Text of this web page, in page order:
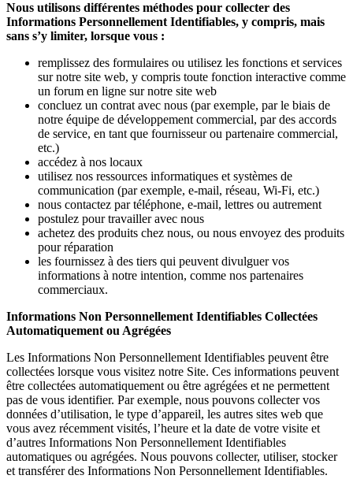
Nous utilisons différentes méthodes pour collecter des
Informations Personnellement Identifiables, y compris, mais
sans s’y limiter, lorsque vous :
remplissez des formulaires ou utilisez les fonctions et services
sur notre site web, y compris toute fonction interactive comme
un forum en ligne sur notre site web
concluez un contrat avec nous (par exemple, par le biais de
notre équipe de développement commercial, par des accords
de service, en tant que fournisseur ou partenaire commercial,
etc.)
accédez à nos locaux
utilisez nos ressources informatiques et systèmes de
communication (par exemple, e-mail, réseau, Wi-Fi, etc.)
nous contactez par téléphone, e-mail, lettres ou autrement
postulez pour travailler avec nous
achetez des produits chez nous, ou nous envoyez des produits
pour réparation
les fournissez à des tiers qui peuvent divulguer vos
informations à notre intention, comme nos partenaires
commerciaux.
Informations Non Personnellement Identifiables Collectées
Automatiquement ou Agrégées
Les Informations Non Personnellement Identifiables peuvent être
collectées lorsque vous visitez notre Site. Ces informations peuvent
être collectées automatiquement ou être agrégées et ne permettent
pas de vous identifier. Par exemple, nous pouvons collecter vos
données d’utilisation, le type d’appareil, les autres sites web que
vous avez récemment visités, l’heure et la date de votre visite et
d’autres Informations Non Personnellement Identifiables
automatiques ou agrégées. Nous pouvons collecter, utiliser, stocker
et transférer des Informations Non Personnellement Identifiables.